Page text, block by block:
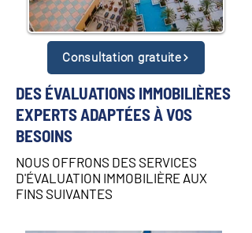
Consultation gratuite
DES ÉVALUATIONS IMMOBILIÈRES
EXPERTS ADAPTÉES À VOS
BESOINS
NOUS OFFRONS DES SERVICES
D'ÉVALUATION IMMOBILIÈRE AUX
FINS SUIVANTES